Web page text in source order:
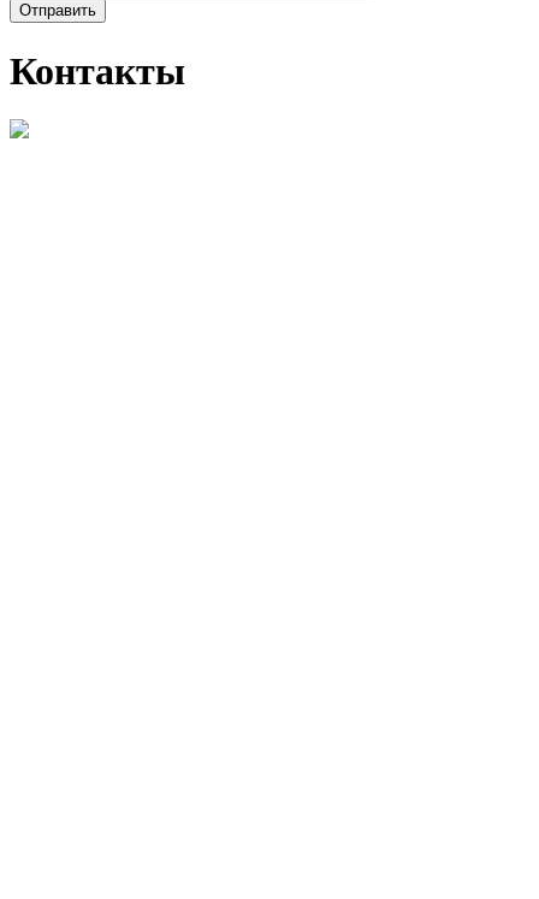
Отправить
Контакты